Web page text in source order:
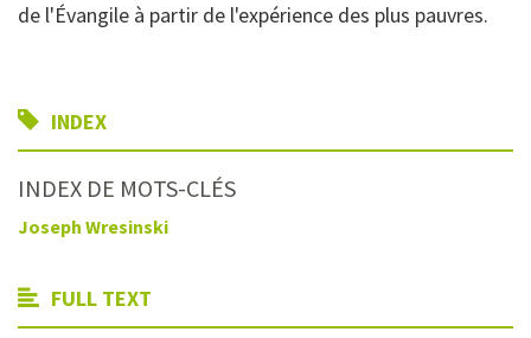
de l'Évangile à partir de l'expérience des plus pauvres.
INDEX
INDEX DE MOTS-CLÉS
Joseph Wresinski
FULL TEXT